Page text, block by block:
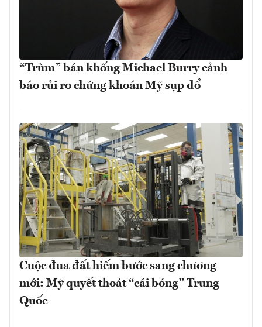
“Trùm” bán khống Michael Burry cảnh
báo rủi ro chứng khoán Mỹ sụp đổ
Cuộc đua đất hiếm bước sang chương
mới: Mỹ quyết thoát “cái bóng” Trung
Quốc